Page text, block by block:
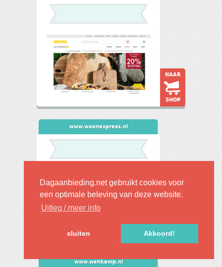
Dagaanbieding.net gebruikt cookies voor
een optimale beleving van deze website.
Uitleg / meer info
sluiten Akkoord!
NAAR
SHOP
www.woonexpress.nl
SHOP
www.wehkamp.nl